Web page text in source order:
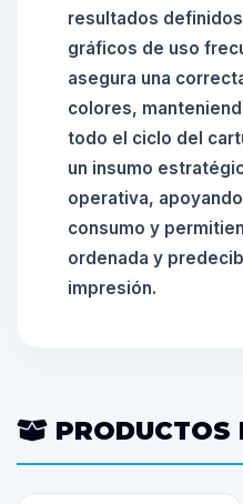
resultados
gráficos de uso
asegura una
colores,
todo el ciclo del
un insumo
operativa,
consumo y
ordenada y
impresión.
PRODUCTOS